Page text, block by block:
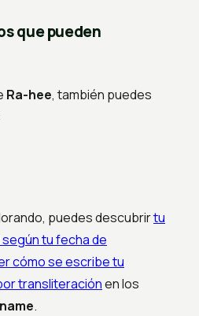
que pueden
Ra-hee, también puedes
puedes descubrirtu
tu fecha de
cómo se escribe tu
transliteraciónen los
.